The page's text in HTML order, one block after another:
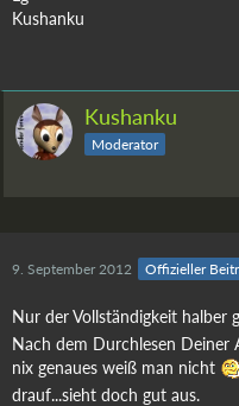
Kushanku
Kushanku
Moderator
9. September 2012 Offizieller
Nur der Vollständigkeit halber
Nach dem Durchlesen Deiner
nix genaues weiß man nicht
drauf...sieht doch gut aus.